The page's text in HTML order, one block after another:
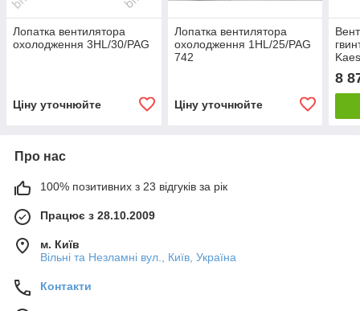
Лопатка вентилятора
охолодження 3HL/30/PAG
Ціну уточнюйте
Лопатка вентилятора
охолодження 1HL/25/PAG
742
Ціну уточнюйте
8
Про нас
100% позитивних з 23 відгуків за рік
Працює з 28.10.2009
м. Київ
Вільні та Незламні вул., Київ, Україна
Контакти